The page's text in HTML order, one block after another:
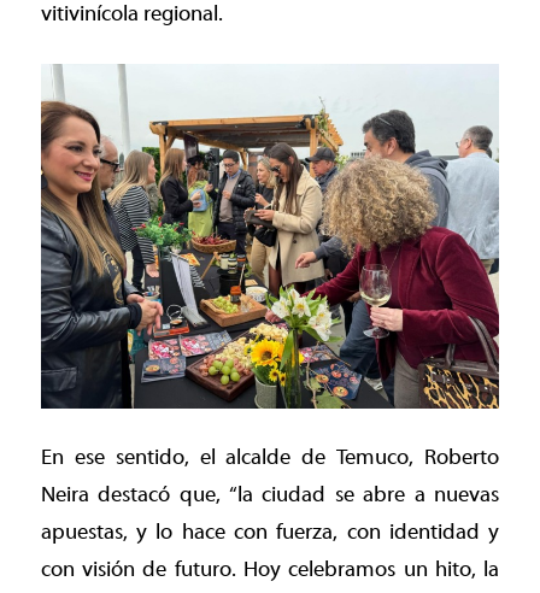
vitivinícola regional.
En ese sentido, el alcalde de Temuco, Roberto
Neira destacó que, “la ciudad se abre a nuevas
apuestas, y lo hace con fuerza, con identidad y
con visión de futuro. Hoy celebramos un hito, la